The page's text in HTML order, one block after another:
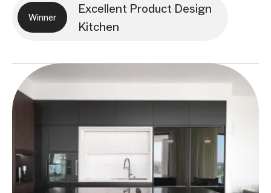
Winner
Excellent Product Design
Kitchen